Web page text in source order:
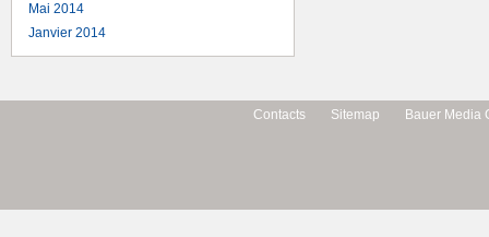
Mai 2014
Janvier 2014
Contacts Sitemap Bauer Media